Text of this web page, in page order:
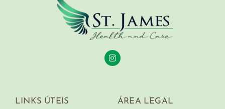
LINKS ÚTEIS ÁREA LEGAL